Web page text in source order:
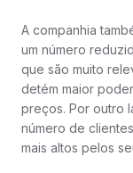
A companhia
um número
que são muito
detém maior
preços. Por outro
número de
mais altos pelos